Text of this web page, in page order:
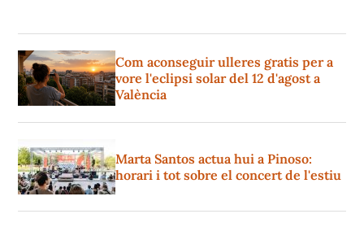
Com aconseguir ulleres gratis per a
vore l'eclipsi solar del 12 d'agost a
València
Marta Santos actua hui a Pinoso:
horari i tot sobre el concert de l'estiu